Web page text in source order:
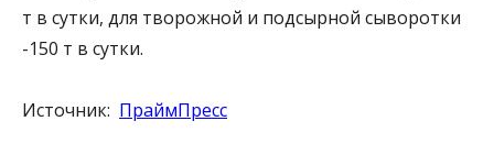
т в сутки, для творожной и подсырной сыворотки
-150 т в сутки.
Источник: ПраймПресс